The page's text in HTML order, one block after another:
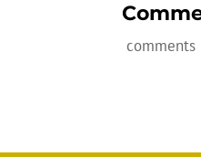
comments